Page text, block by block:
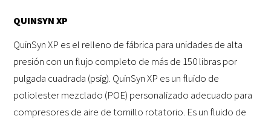
QUINSYN XP
QuinSyn XP es el relleno de fábrica para unidades de alta
presión con un flujo completo de más de 150 libras por
pulgada cuadrada (psig). QuinSyn XP es un fluido de
poliolester mezclado (POE) personalizado adecuado para
compresores de aire de tornillo rotatorio. Es un fluido de